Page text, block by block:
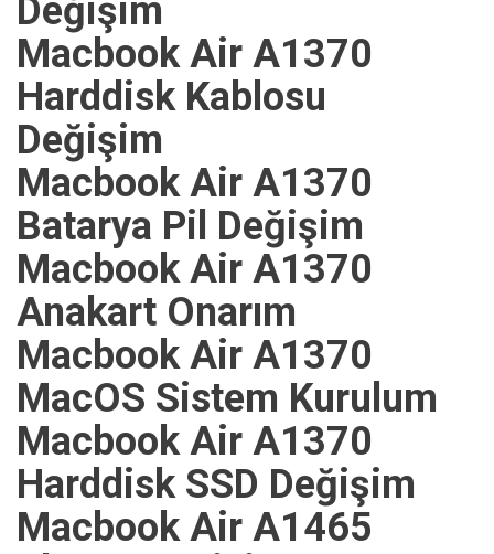
Değişim
Macbook Air A1370
Harddisk Kablosu
Değişim
Macbook Air A1370
Batarya Pil Değişim
Macbook Air A1370
Anakart Onarım
Macbook Air A1370
MacOS Sistem Kurulum
Macbook Air A1370
Harddisk SSD Değişim
Macbook Air A1465